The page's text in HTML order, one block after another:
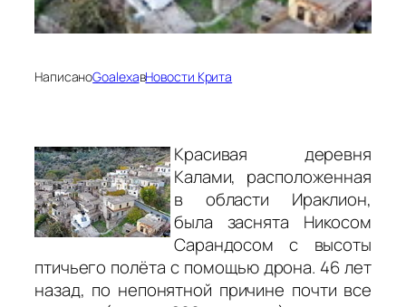
НаписаноGoalexaвНовости Крита
Красивая деревня
Калами, расположенная
в области Ираклион,
была заснята Никосом
Сарандосом с высоты
птичьего полёта с помощью дрона. 46 лет
назад, по непонятной причине почти все